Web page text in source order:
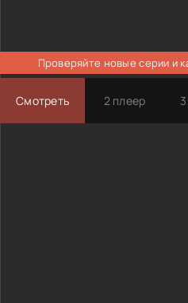
Проверяйте новые серии и
Смотреть 2 плеер